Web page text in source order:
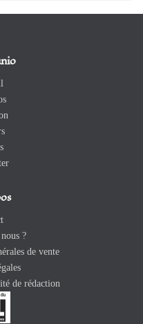
?
de vente
de rédaction